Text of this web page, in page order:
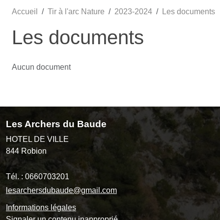
Accueil Tir à l'arc Nature 2023-2024 Les documents
Les documents
Aucun document
Les Archers du Baude
HOTEL DE VILLE
844 Robion
Tél. : 0660703201
lesarchersdubaude@gmail.com
Informations légales